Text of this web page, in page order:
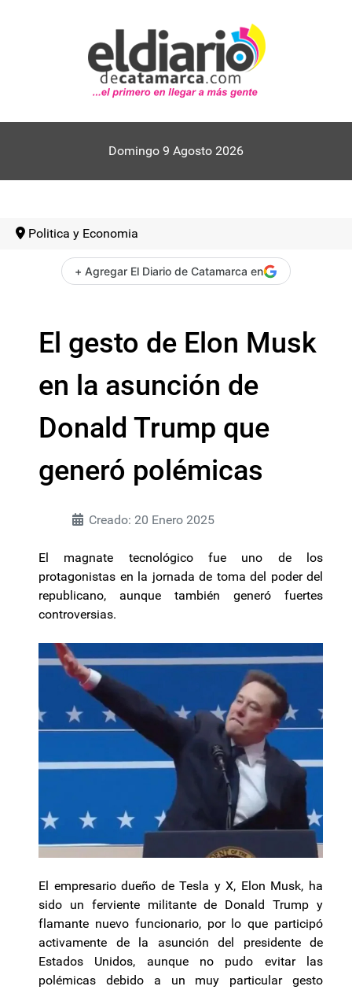
Domingo 9 Agosto 2026
Politica y Economia
+ Agregar El Diario de Catamarca en
El gesto de Elon Musk
en la asunción de
Donald Trump que
generó polémicas
Creado: 20 Enero 2025
El magnate tecnológico fue uno de los
protagonistas en la jornada de toma del poder del
republicano, aunque también generó fuertes
controversias.
El empresario dueño de Tesla y X, Elon Musk, ha
sido un ferviente militante de Donald Trump y
flamante nuevo funcionario, por lo que participó
activamente de la asunción del presidente de
Estados Unidos, aunque no pudo evitar las
polémicas debido a un muy particular gesto